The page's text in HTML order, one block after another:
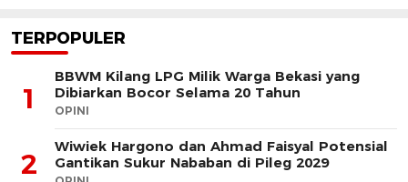
TERPOPULER
1
BBWM Kilang LPG Milik Warga Bekasi yang
Dibiarkan Bocor Selama 20 Tahun
OPINI
2
Wiwiek Hargono dan Ahmad Faisyal Potensial
Gantikan Sukur Nababan di Pileg 2029